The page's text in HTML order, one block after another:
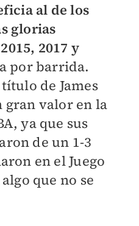
al de los
glorias
2017 y
por barrida.
de James
gran valor en la
ya que sus
de un 1-3
en el Juego
que no se